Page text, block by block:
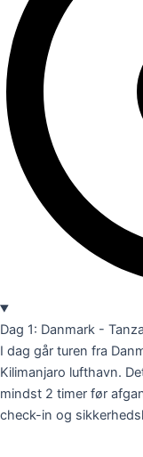
Dag 1: Danmark -
I dag går turen fra
Kilimanjaro lufthavn.
mindst 2 timer før
check-in og